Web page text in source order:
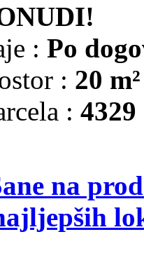
: Po
: 20 m²
: 4329
na